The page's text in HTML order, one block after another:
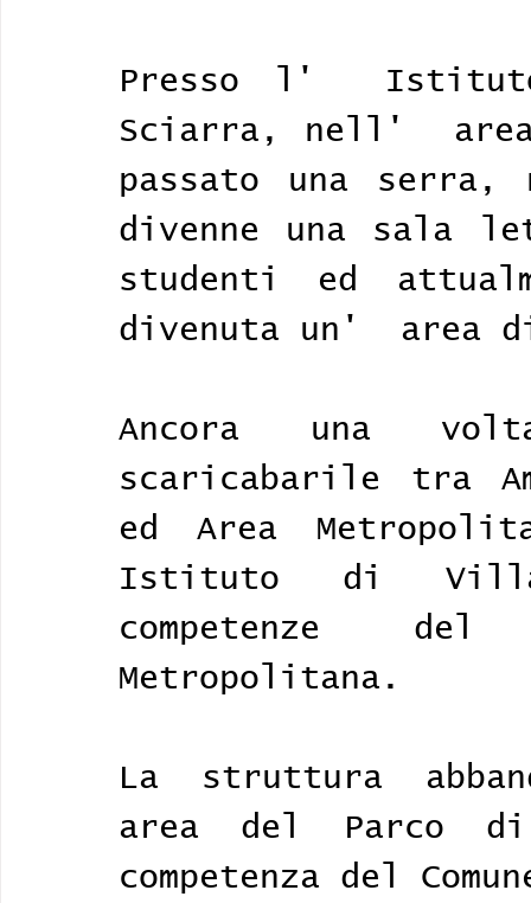
Presso l'
Sciarra, nell'
passato una
divenne una sala
studenti ed
Ancora una
scaricabarile tra
ed Area
Istituto di Villa
competenze
Metropolitana.
La struttura
area del Parco
competenza del